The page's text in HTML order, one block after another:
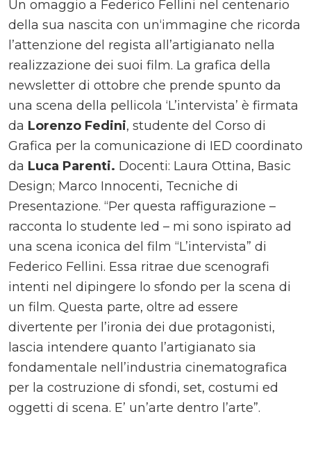
Un omaggio a Federico Fellini nel centenario
della sua nascita con un‘immagine che ricorda
l’attenzione del regista all’artigianato nella
realizzazione dei suoi film. La grafica della
newsletter di ottobre che prende spunto da
una scena della pellicola ‘L’intervista’ è firmata
da Lorenzo Fedini, studente del Corso di
Grafica per la comunicazione di IED coordinato
da Luca Parenti. Docenti: Laura Ottina, Basic
Design; Marco Innocenti, Tecniche di
Presentazione. “Per questa raffigurazione –
racconta lo studente Ied – mi sono ispirato ad
una scena iconica del film “L’intervista” di
Federico Fellini. Essa ritrae due scenografi
intenti nel dipingere lo sfondo per la scena di
un film. Questa parte, oltre ad essere
divertente per l’ironia dei due protagonisti,
lascia intendere quanto l’artigianato sia
fondamentale nell’industria cinematografica
per la costruzione di sfondi, set, costumi ed
oggetti di scena. E’ un’arte dentro l’arte”.